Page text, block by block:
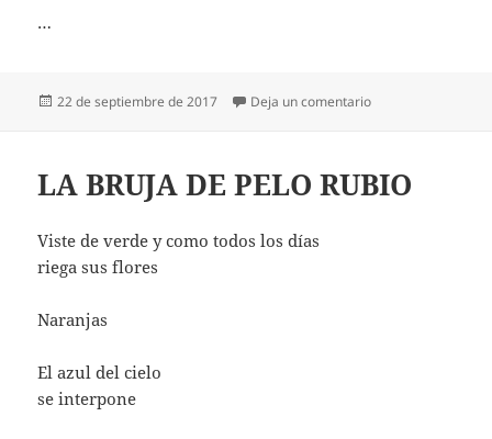
…
Publicado
22 de septiembre de 2017 Deja un comentarioen HASTA UN
LA BRUJA DE PELO RUBIO
Viste de verde y como todos los días
riega sus flores
Naranjas
El azul del cielo
se interpone